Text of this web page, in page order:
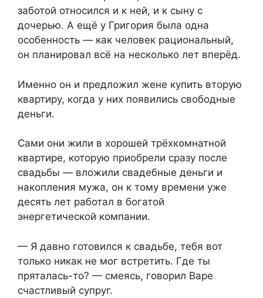
заботой относился и к ней, и к сыну с
дочерью. А ещё у Григория была одна
особенность — как человек рациональный,
он планировал всё на несколько лет вперёд.
Именно он и предложил жене купить вторую
квартиру, когда у них появились свободные
деньги.
Сами они жили в хорошей трёхкомнатной
квартире, которую приобрели сразу после
свадьбы — вложили свадебные деньги и
накопления мужа, он к тому времени уже
десять лет работал в богатой
энергетической компании.
— Я давно готовился к свадьбе, тебя вот
только никак не мог встретить. Где ты
пряталась-то? — смеясь, говорил Варе
счастливый супруг.